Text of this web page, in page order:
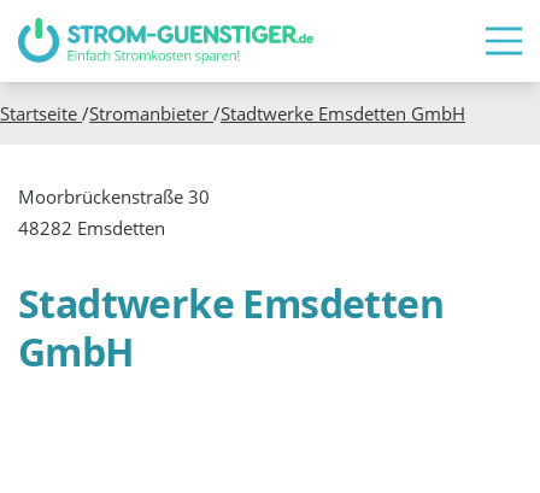
Startseite /Stromanbieter /Stadtwerke Emsdetten GmbH
Stadtwerke Emsdetten
GmbH
Moorbrückenstraße 30
48282 Emsdetten